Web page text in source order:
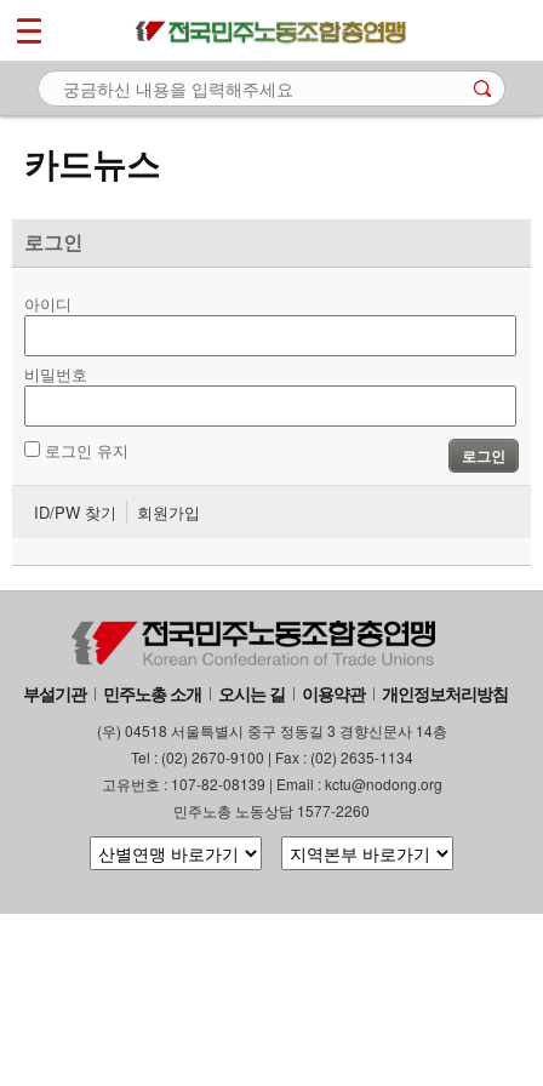
카드뉴스
로그인
아이디
비밀번호
로그인 유지 로그인
ID/PW 찾기 회원가입
부설기관 민주노총 소개 오시는 길 이용약관 개인정보처리방침
(우) 04518 서울특별시 중구 정동길 3 경향신문사 14층
Tel : (02) 2670-9100 | Fax : (02) 2635-1134
고유번호 : 107-82-08139 | Email : kctu@nodong.org
민주노총 노동상담 1577-2260
마이페이지
소개
노동상담
자료
- 미디어자료
- 카드뉴스
부설기관